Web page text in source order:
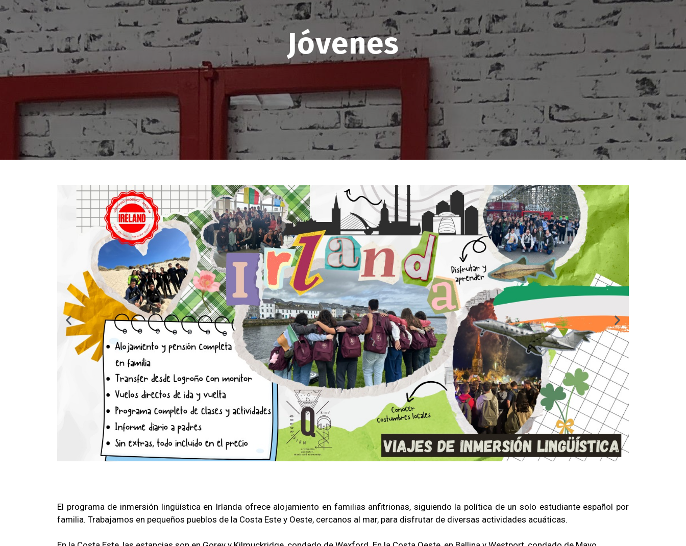
Jóvenes
El programa de inmersión lingüística en Irlanda ofrece alojamiento en familias anfitrionas, siguiendo la política de un solo estudiante español por
familia. Trabajamos en pequeños pueblos de la Costa Este y Oeste, cercanos al mar, para disfrutar de diversas actividades acuáticas.